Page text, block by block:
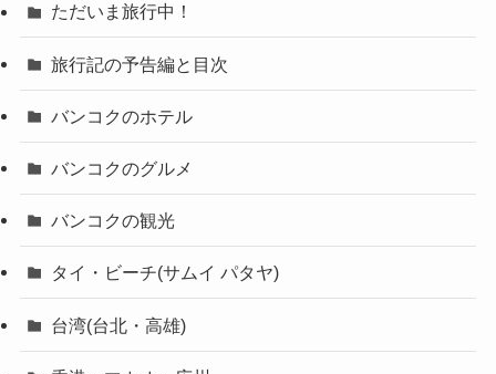
ただいま旅行中！
旅行記の予告編と目次
バンコクのホテル
バンコクのグルメ
バンコクの観光
タイ・ビーチ(サムイ パタヤ)
台湾(台北・高雄)